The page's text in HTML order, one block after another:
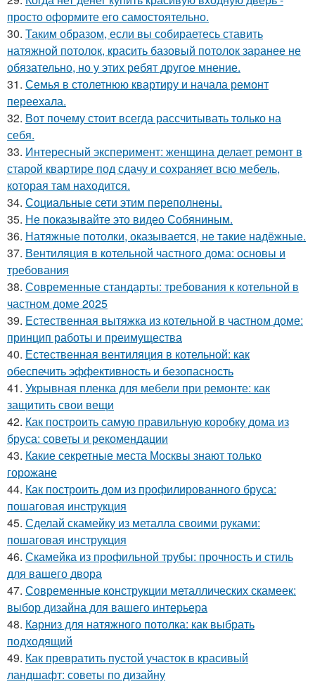
просто оформите его самостоятельно.
30. Таким образом, если вы собираетесь ставить
натяжной потолок, красить базовый потолок заранее не
обязательно, но у этих ребят другое мнение.
31. Семья в столетнюю квартиру и начала ремонт
переехала.
32. Вот почему стоит всегда рассчитывать только на
себя.
33. Интересный эксперимент: женщина делает ремонт в
старой квартире под сдачу и сохраняет всю мебель,
которая там находится.
34. Социальные сети этим переполнены.
35. Не показывайте это видео Собяниным.
36. Натяжные потолки, оказывается, не такие надёжные.
37. Вентиляция в котельной частного дома: основы и
требования
38. Современные стандарты: требования к котельной в
частном доме 2025
39. Естественная вытяжка из котельной в частном доме:
принцип работы и преимущества
40. Естественная вентиляция в котельной: как
обеспечить эффективность и безопасность
41. Укрывная пленка для мебели при ремонте: как
защитить свои вещи
42. Как построить самую правильную коробку дома из
бруса: советы и рекомендации
43. Какие секретные места Москвы знают только
горожане
44. Как построить дом из профилированного бруса:
пошаговая инструкция
45. Сделай скамейку из металла своими руками:
пошаговая инструкция
46. Скамейка из профильной трубы: прочность и стиль
для вашего двора
47. Современные конструкции металлических скамеек:
выбор дизайна для вашего интерьера
48. Карниз для натяжного потолка: как выбрать
подходящий
49. Как превратить пустой участок в красивый
ландшафт: советы по дизайну